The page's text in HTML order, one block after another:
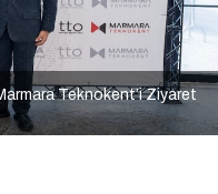
Teknokent’i Ziyaret